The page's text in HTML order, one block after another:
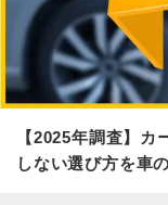
【2025年調査】
しない選び方を車